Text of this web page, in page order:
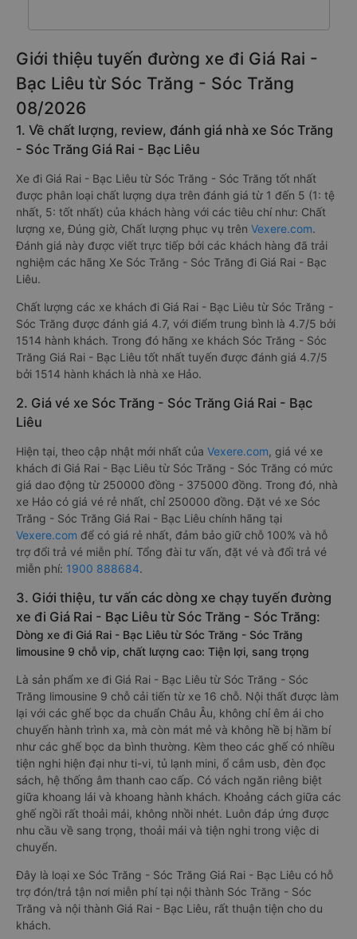
Giới thiệu tuyến đường xe đi Giá Rai -
Bạc Liêu từ Sóc Trăng - Sóc Trăng
08/2026
1. Về chất lượng, review, đánh giá nhà xe Sóc Trăng
- Sóc Trăng Giá Rai - Bạc Liêu
Xe đi Giá Rai - Bạc Liêu từ Sóc Trăng - Sóc Trăng tốt nhất
được phân loại chất lượng dựa trên đánh giá từ 1 đến 5 (1: tệ
nhất, 5: tốt nhất) của khách hàng với các tiêu chí như: Chất
lượng xe, Đúng giờ, Chất lượng phục vụ trên Vexere.com.
Đánh giá này được viết trực tiếp bởi các khách hàng đã trải
nghiệm các hãng Xe Sóc Trăng - Sóc Trăng đi Giá Rai - Bạc
Liêu.
Chất lượng các xe khách đi Giá Rai - Bạc Liêu từ Sóc Trăng -
Sóc Trăng được đánh giá 4.7, với điểm trung bình là 4.7/5 bởi
1514 hành khách. Trong đó hãng xe khách Sóc Trăng - Sóc
Trăng Giá Rai - Bạc Liêu tốt nhất tuyến được đánh giá 4.7/5
bởi 1514 hành khách là nhà xe Hảo.
2. Giá vé xe Sóc Trăng - Sóc Trăng Giá Rai - Bạc
Liêu
Hiện tại, theo cập nhật mới nhất của Vexere.com, giá vé xe
khách đi Giá Rai - Bạc Liêu từ Sóc Trăng - Sóc Trăng có mức
giá dao động từ 250000 đồng - 375000 đồng. Trong đó, nhà
xe Hảo có giá vé rẻ nhất, chỉ 250000 đồng. Đặt vé xe Sóc
Trăng - Sóc Trăng Giá Rai - Bạc Liêu chính hãng tại
Vexere.com để có giá rẻ nhất, đảm bảo giữ chỗ 100% và hỗ
trợ đổi trả vé miễn phí. Tổng đài tư vấn, đặt vé và đổi trả vé
miễn phí: 1900 888684.
3. Giới thiệu, tư vấn các dòng xe chạy tuyến đường
xe đi Giá Rai - Bạc Liêu từ Sóc Trăng - Sóc Trăng:
Dòng xe đi Giá Rai - Bạc Liêu từ Sóc Trăng - Sóc Trăng
limousine 9 chỗ vip, chất lượng cao: Tiện lợi, sang trọng
Là sản phẩm xe đi Giá Rai - Bạc Liêu từ Sóc Trăng - Sóc
Trăng limousine 9 chỗ cải tiến từ xe 16 chỗ. Nội thất được làm
lại với các ghế bọc da chuẩn Châu Âu, không chỉ êm ái cho
chuyến hành trình xa, mà còn mát mẻ và không hề bị hầm bí
như các ghế bọc da bình thường. Kèm theo các ghế có nhiều
tiện nghi hiện đại như ti-vi, tủ lạnh mini, ổ cắm usb, đèn đọc
sách, hệ thống âm thanh cao cấp. Có vách ngăn riêng biệt
giữa khoang lái và khoang hành khách. Khoảng cách giữa các
ghế ngồi rất thoải mái, không nhồi nhét. Luôn đáp ứng được
nhu cầu về sang trọng, thoải mái và tiện nghi trong việc di
chuyển.
Đây là loại xe Sóc Trăng - Sóc Trăng Giá Rai - Bạc Liêu có hỗ
trợ đón/trả tận nơi miễn phí tại nội thành Sóc Trăng - Sóc
Trăng và nội thành Giá Rai - Bạc Liêu, rất thuận tiện cho du
khách.